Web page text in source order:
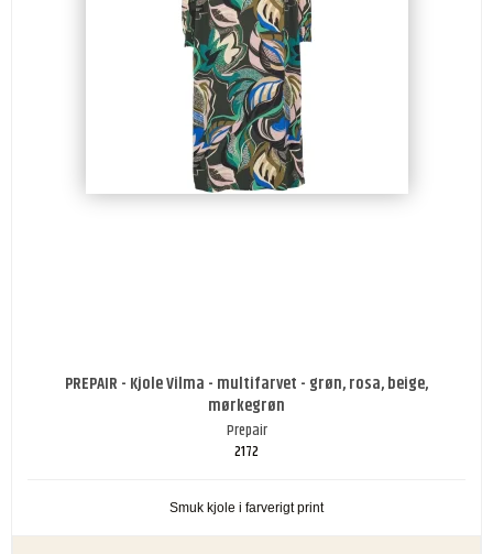
PREPAIR - Kjole Vilma - multifarvet - grøn, rosa, beige,
mørkegrøn
Prepair
2172
Smuk kjole i farverigt print